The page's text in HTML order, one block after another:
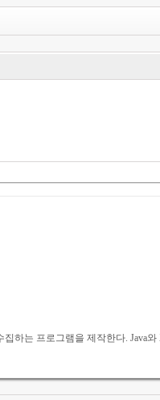
하는 프로그램을 제작한다. Java